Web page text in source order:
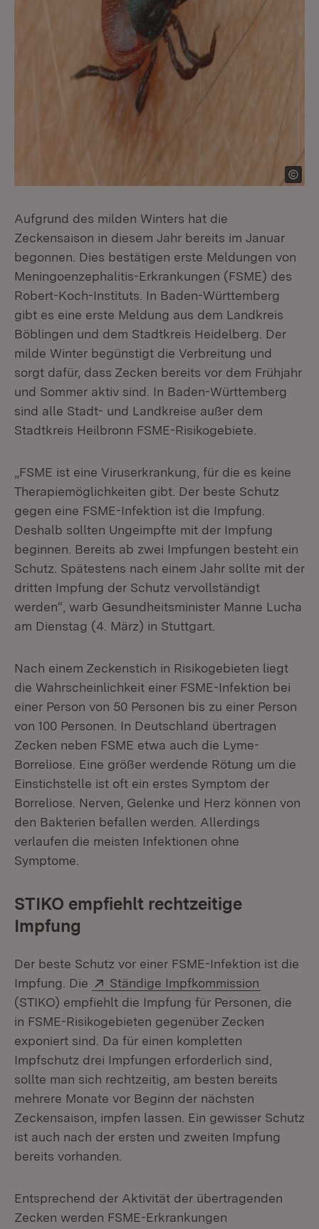
Aufgrund des milden Winters hat die
Zeckensaison in diesem Jahr bereits im Januar
begonnen. Dies bestätigen erste Meldungen von
Meningoenzephalitis-Erkrankungen (FSME) des
Robert-Koch-Instituts. In Baden-Württemberg
gibt es eine erste Meldung aus dem Landkreis
Böblingen und dem Stadtkreis Heidelberg. Der
milde Winter begünstigt die Verbreitung und
sorgt dafür, dass Zecken bereits vor dem Frühjahr
und Sommer aktiv sind. In Baden-Württemberg
sind alle Stadt- und Landkreise außer dem
Stadtkreis Heilbronn FSME-Risikogebiete.
„FSME ist eine Viruserkrankung, für die es keine
Therapiemöglichkeiten gibt. Der beste Schutz
gegen eine FSME-Infektion ist die Impfung.
Deshalb sollten Ungeimpfte mit der Impfung
beginnen. Bereits ab zwei Impfungen besteht ein
Schutz. Spätestens nach einem Jahr sollte mit der
dritten Impfung der Schutz vervollständigt
werden“, warb Gesundheitsminister Manne Lucha
am Dienstag (4. März) in Stuttgart.
Nach einem Zeckenstich in Risikogebieten liegt
die Wahrscheinlichkeit einer FSME-Infektion bei
einer Person von 50 Personen bis zu einer Person
von 100 Personen. In Deutschland übertragen
Zecken neben FSME etwa auch die Lyme-
Borreliose. Eine größer werdende Rötung um die
Einstichstelle ist oft ein erstes Symptom der
Borreliose. Nerven, Gelenke und Herz können von
den Bakterien befallen werden. Allerdings
verlaufen die meisten Infektionen ohne
Symptome.
STIKO empfiehlt rechtzeitige
Impfung
Der beste Schutz vor einer FSME-Infektion ist die
Impfung. Die
Extern:
Ständige Impfkommission
(STIKO) empfiehlt die Impfung für Personen, die
in FSME-Risikogebieten gegenüber Zecken
exponiert sind. Da für einen kompletten
Impfschutz drei Impfungen erforderlich sind,
sollte man sich rechtzeitig, am besten bereits
mehrere Monate vor Beginn der nächsten
Zeckensaison, impfen lassen. Ein gewisser Schutz
ist auch nach der ersten und zweiten Impfung
bereits vorhanden.
Entsprechend der Aktivität der übertragenden
Zecken werden FSME-Erkrankungen